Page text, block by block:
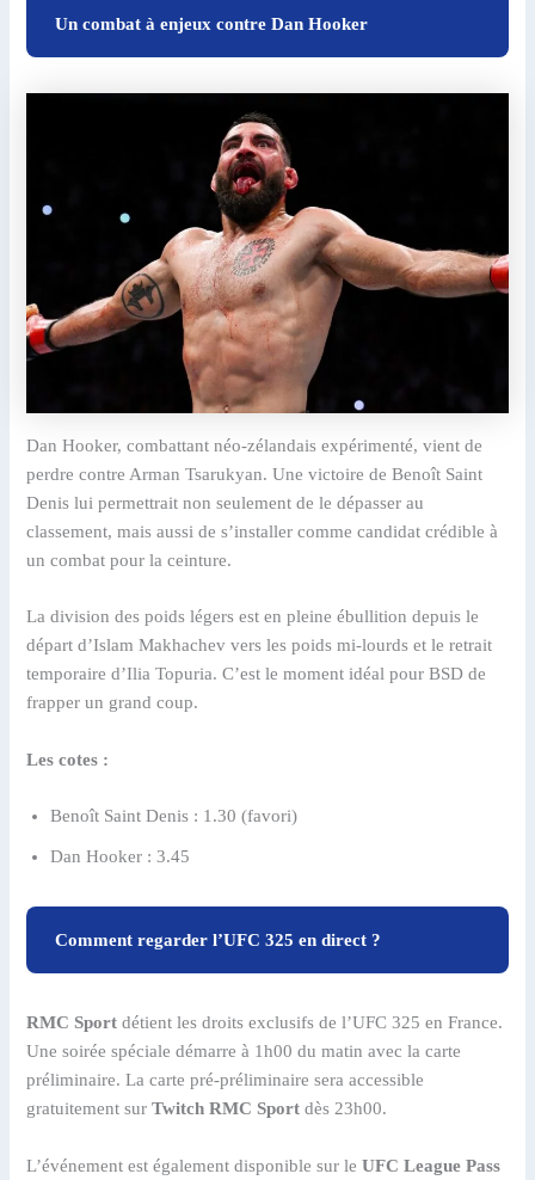
Un combat à enjeux contre Dan Hooker
Dan Hooker, combattant néo-zélandais expérimenté, vient de
perdre contre Arman Tsarukyan. Une victoire de Benoît Saint
Denis lui permettrait non seulement de le dépasser au
classement, mais aussi de s’installer comme candidat crédible à
un combat pour la ceinture.
La division des poids légers est en pleine ébullition depuis le
départ d’Islam Makhachev vers les poids mi-lourds et le retrait
temporaire d’Ilia Topuria. C’est le moment idéal pour BSD de
frapper un grand coup.
Les cotes :
Benoît Saint Denis : 1.30 (favori)
Dan Hooker : 3.45
Comment regarder l’UFC 325 en direct ?
RMC Sport détient les droits exclusifs de l’UFC 325 en France.
Une soirée spéciale démarre à 1h00 du matin avec la carte
préliminaire. La carte pré-préliminaire sera accessible
gratuitement surTwitch RMC Sport dès 23h00.
L’événement est également disponible sur leUFC League Pass